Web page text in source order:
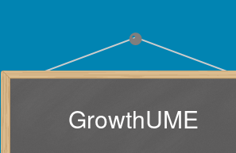
GrowthUME